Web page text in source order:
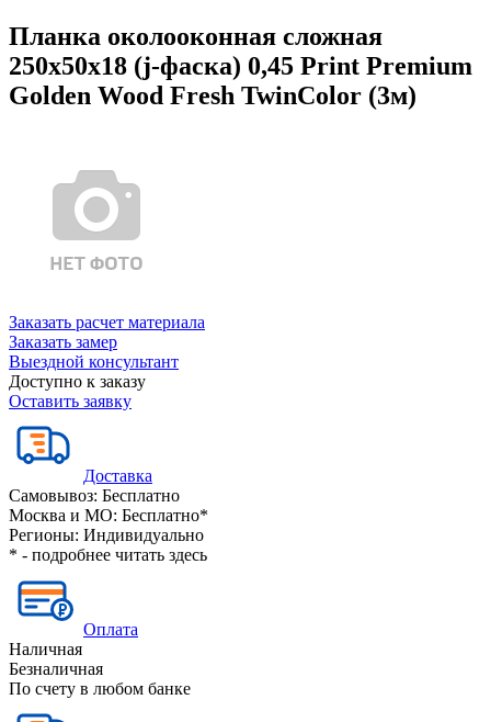
Планка околооконная сложная
250х50х18 (j-фаска) 0,45 Print Premium
Golden Wood Fresh TwinColor (3м)
Заказать расчет материала
Заказать замер
Выездной консультант
Доступно к заказу
Оставить заявку
Доставка
Самовывоз: Бесплатно
Москва и МО: Бесплатно*
Регионы: Индивидуально
* - подробнее читать здесь
Оплата
Наличная
Безналичная
По счету в любом банке